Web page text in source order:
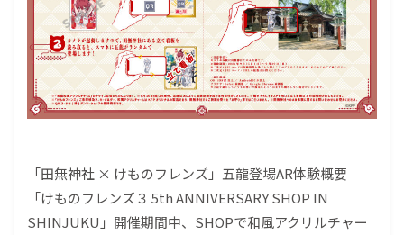
「田無神社 × けものフレンズ」五龍登場AR体験概要
「けものフレンズ３ 5th ANNIVERSARY SHOP IN
SHINJUKU」開催期間中、SHOPで和風アクリルチャー